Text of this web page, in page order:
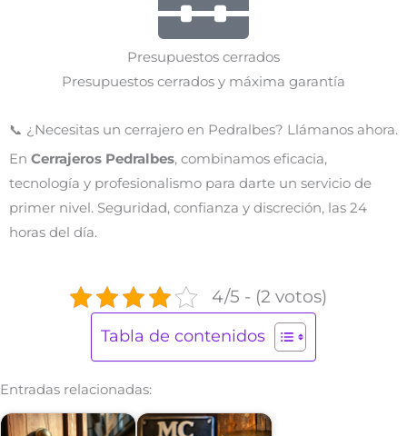
Presupuestos cerrados
Presupuestos cerrados y máxima garantía
📞 ¿Necesitas un cerrajero en Pedralbes? Llámanos ahora.
En Cerrajeros Pedralbes, combinamos eficacia,
tecnología y profesionalismo para darte un servicio de
primer nivel. Seguridad, confianza y discreción, las 24
horas del día.
4/5 - (2 votos)
Tabla de contenidos
Entradas relacionadas: